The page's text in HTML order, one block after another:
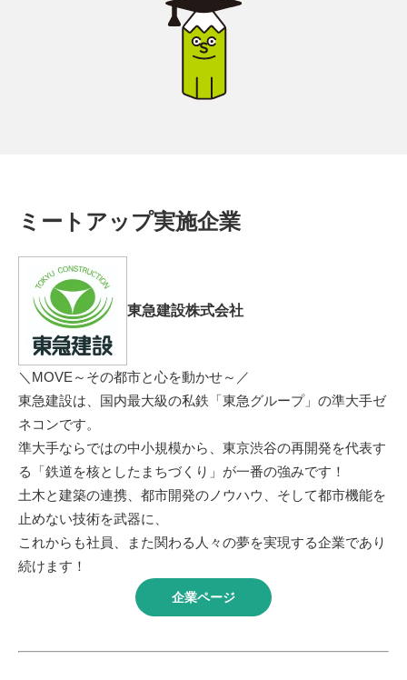
ミートアップ実施企業
東急建設株式会社
＼MOVE～その都市と心を動かせ～／
東急建設は、国内最大級の私鉄「東急グループ」の準大手ゼ
ネコンです。
準大手ならではの中小規模から、東京渋谷の再開発を代表す
る「鉄道を核としたまちづくり」が一番の強みです！
土木と建築の連携、都市開発のノウハウ、そして都市機能を
止めない技術を武器に、
これからも社員、また関わる人々の夢を実現する企業であり
続けます！
企業ページ